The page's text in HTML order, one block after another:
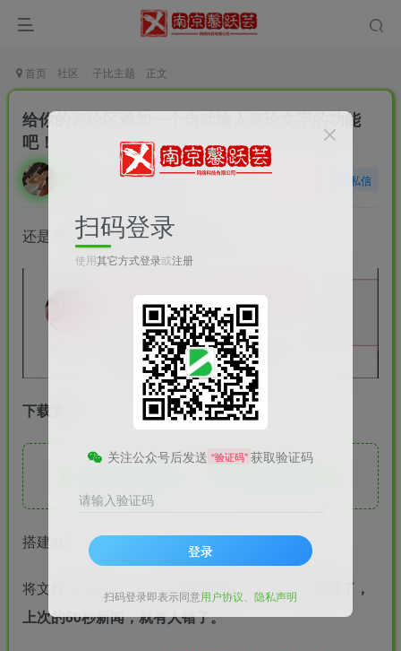
首页 社区 子比主题 正文
给你的评论区添加一个自动输入评论文字的功能
吧！
私信
还是改成免费的吧，教程烂大街了。
下载文件
搭建api
将文件全部解压，上传到网站根目录， 不要上传错了，
上次的60秒新闻，就有人错了。
扫码登录
使用其它方式登录或注册
关注公众号后发送 “验证码” 获取验证码
请输入验证码
登录
扫码登录即表示同意用户协议 隐私声明